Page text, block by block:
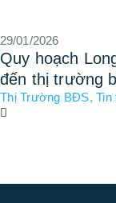
29/01/2026
Quy hoạch
đến thị trường
Thị Trường BĐS, Tin